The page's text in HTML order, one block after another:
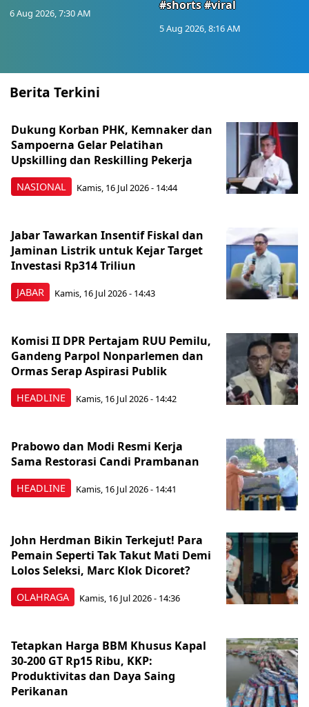
6 Aug 2026, 7:30 AM
#shorts #viral
5 Aug 2026, 8:16 AM
Berita Terkini
NASIONAL
Dukung Korban PHK, Kemnaker dan
Sampoerna Gelar Pelatihan
Upskilling dan Reskilling Pekerja
Kamis, 16 Jul 2026 - 14:44
JABAR
Jabar Tawarkan Insentif Fiskal dan
Jaminan Listrik untuk Kejar Target
Investasi Rp314 Triliun
Kamis, 16 Jul 2026 - 14:43
HEADLINE
Komisi II DPR Pertajam RUU Pemilu,
Gandeng Parpol Nonparlemen dan
Ormas Serap Aspirasi Publik
Kamis, 16 Jul 2026 - 14:42
HEADLINE
Prabowo dan Modi Resmi Kerja
Sama Restorasi Candi Prambanan
Kamis, 16 Jul 2026 - 14:41
OLAHRAGA
John Herdman Bikin Terkejut! Para
Pemain Seperti Tak Takut Mati Demi
Lolos Seleksi, Marc Klok Dicoret?
Kamis, 16 Jul 2026 - 14:36
Tetapkan Harga BBM Khusus Kapal
30-200 GT Rp15 Ribu, KKP:
Produktivitas dan Daya Saing
Perikanan